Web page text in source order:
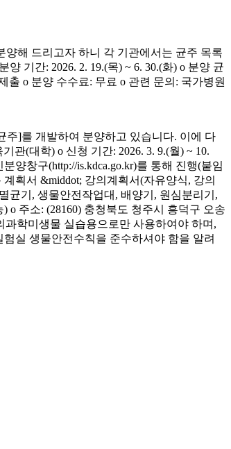
해 드리고자 하니 각 기관에서는 균주 목록
기간: 2026. 2. 19.(목) ~ 6. 30.(화) o 분양 균
출 o 분양 수수료: 무료 o 관련 문의: 국가병원
주]를 개발하여 분양하고 있습니다. 이에 다
관(대학) o 신청 기간: 2026. 3. 9.(월) ~ 10.
양창구(http://is.kdca.go.kr)를 통해 진행(붙임
획서 &middot; 강의계획서(자유양식, 강의
균기, 생물안전작업대, 배양기, 원심분리기,
o 주소: (28160) 충청북도 청주시 흥덕구 오송
학미생물 실습용으로만 사용하여야 하며,
실 생물안전수칙을 준수하셔야 함을 알려